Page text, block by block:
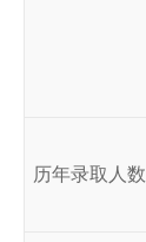
历年录取人数